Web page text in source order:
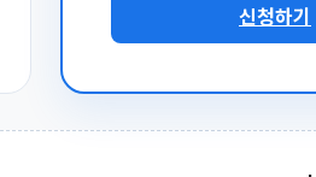
신청하기